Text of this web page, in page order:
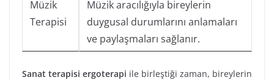
Müzik
Terapisi
Müzik aracılığıyla bireylerin
duygusal durumlarını anlamaları
ve paylaşmaları sağlanır.
Sanat terapisi ergoterapi ile birleştiği zaman, bireylerin